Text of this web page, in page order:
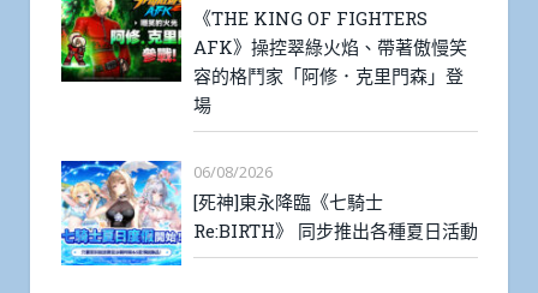
《THE KING OF FIGHTERS
AFK》操控翠綠火焰、帶著傲慢笑
容的格鬥家「阿修．克里門森」登
場
06/08/2026
[死神]東永降臨《七騎士
Re:BIRTH》 同步推出各種夏日活動